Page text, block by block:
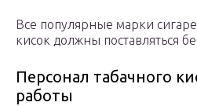
Все популярные марки
кисок должны поставляться
Персонал табачного
работы